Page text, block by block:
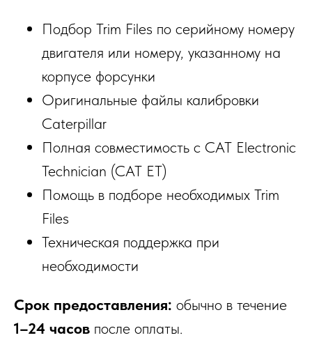
Подбор Trim Files по серийному номеру
двигателя или номеру, указанному на
корпусе форсунки
Оригинальные файлы калибровки
Caterpillar
Полная совместимость с CAT Electronic
Technician (CAT ET)
Помощь в подборе необходимых Trim
Files
Техническая поддержка при
необходимости
Срок предоставления: обычно в течение
1–24 часов после оплаты.